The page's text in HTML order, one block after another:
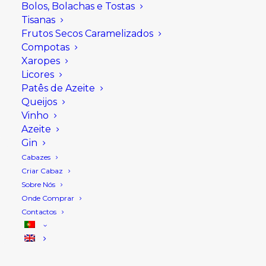
Bolos, Bolachas e Tostas
Tisanas
Frutos Secos Caramelizados
Compotas
Xaropes
Licores
Patês de Azeite
Queijos
Vinho
Azeite
Gin
Cabazes
Criar Cabaz
Sobre Nós
Onde Comprar
Contactos
Início